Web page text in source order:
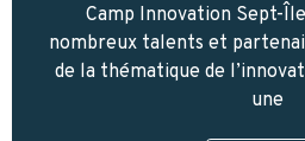
Camp Innovation Sept-
nombreux talents et
de la thématique de
une